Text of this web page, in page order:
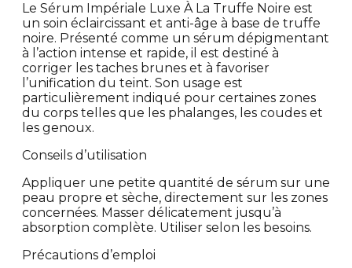
Le Sérum Impériale Luxe À La Truffe Noire est
un soin éclaircissant et anti-âge à base de truffe
noire. Présenté comme un sérum dépigmentant
à l’action intense et rapide, il est destiné à
corriger les taches brunes et à favoriser
l’unification du teint. Son usage est
particulièrement indiqué pour certaines zones
du corps telles que les phalanges, les coudes et
les genoux.
Conseils d’utilisation
Appliquer une petite quantité de sérum sur une
peau propre et sèche, directement sur les zones
concernées. Masser délicatement jusqu’à
absorption complète. Utiliser selon les besoins.
Précautions d’emploi